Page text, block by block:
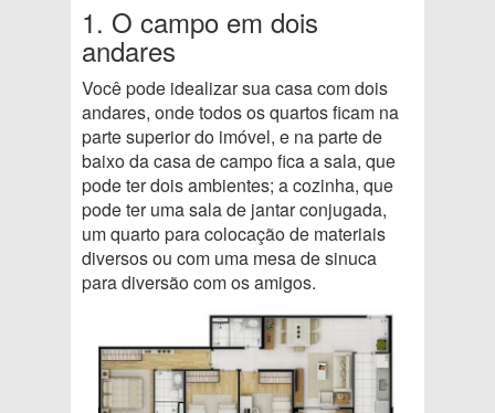
1. O campo em dois
andares
Você pode idealizar sua casa com dois
andares, onde todos os quartos ficam na
parte superior do imóvel, e na parte de
baixo da casa de campo fica a sala, que
pode ter dois ambientes; a cozinha, que
pode ter uma sala de jantar conjugada,
um quarto para colocação de materiais
diversos ou com uma mesa de sinuca
para diversão com os amigos.